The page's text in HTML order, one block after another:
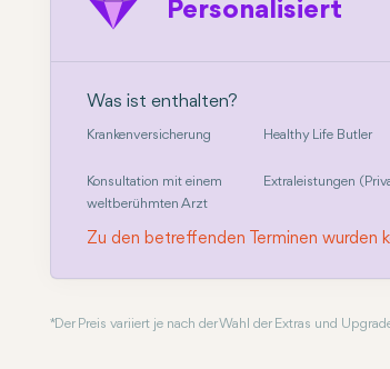
Personalisiert
Was ist enthalten?
Krankenversicherung Healthy Life Butler
Konsultation mit einem
weltberühmten Arzt
Extraleistungen
Zu den betreffenden Terminen
* Der Preis variiert je nach der Wahl der Extras und